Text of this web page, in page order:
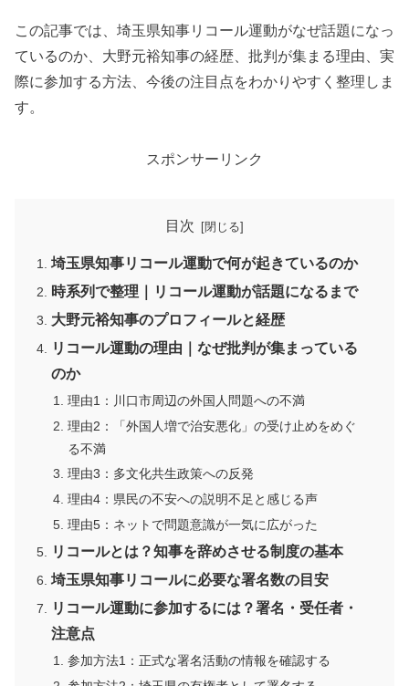
この記事では、埼玉県知事リコール運動がなぜ話題になっ
ているのか、大野元裕知事の経歴、批判が集まる理由、実
際に参加する方法、今後の注目点をわかりやすく整理しま
す。
スポンサーリンク
目次
埼玉県知事リコール運動で何が起きているのか
時系列で整理｜リコール運動が話題になるまで
大野元裕知事のプロフィールと経歴
リコール運動の理由｜なぜ批判が集まっている
のか
理由1：川口市周辺の外国人問題への不満
理由2：「外国人増で治安悪化」の受け止めをめぐ
る不満
理由3：多文化共生政策への反発
理由4：県民の不安への説明不足と感じる声
理由5：ネットで問題意識が一気に広がった
リコールとは？知事を辞めさせる制度の基本
埼玉県知事リコールに必要な署名数の目安
リコール運動に参加するには？署名・受任者・
注意点
参加方法1：正式な署名活動の情報を確認する